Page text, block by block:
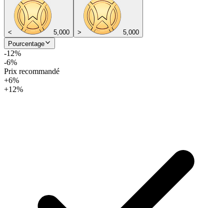
< 5,000 >
5,000
Pourcentage
-12%
-6%
Prix recommandé
+6%
+12%